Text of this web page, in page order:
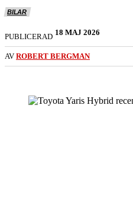
BILAR
PUBLICERAD 18 MAJ 2026
AV ROBERT BERGMAN